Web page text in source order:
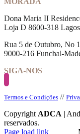
Dona Maria II
Loja D 8600-318 Lagos
Rua 5 de Outubro, No
9000-216 Funchal-
SIGA-NOS
Termos e Condições //
Copyright ADCA |
reservados.
Page load link